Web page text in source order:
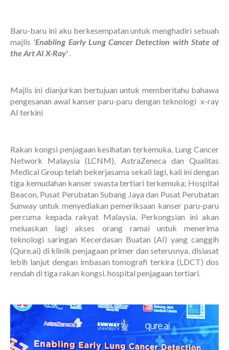
Baru-baru ini aku berkesempatan untuk menghadiri sebuah
majlis 'Enabling Early Lung Cancer Detection with State of
the Art AI X-Ray'.
Majlis ini dianjurkan bertujuan untuk memberitahu bahawa
pengesanan awal kanser paru-paru dengan teknologi x-ray
AI terkini
Rakan kongsi penjagaan kesihatan terkemuka, Lung Cancer
Network Malaysia (LCNM), AstraZeneca dan Qualitas
Medical Group telah bekerjasama sekali lagi, kali ini dengan
tiga kemudahan kanser swasta tertiari terkemuka; Hospital
Beacon, Pusat Perubatan Subang Jaya dan Pusat Perubatan
Sunway untuk menyediakan pemeriksaan kanser paru-paru
percuma kepada rakyat Malaysia. Perkongsian ini akan
meluaskan lagi akses orang ramai untuk menerima
teknologi saringan Kecerdasan Buatan (AI) yang canggih
(Qure.ai) di klinik penjagaan primer dan seterusnya, disiasat
lebih lanjut dengan imbasan tomografi terkira (LDCT) dos
rendah di tiga rakan kongsi. hospital penjagaan tertiari.